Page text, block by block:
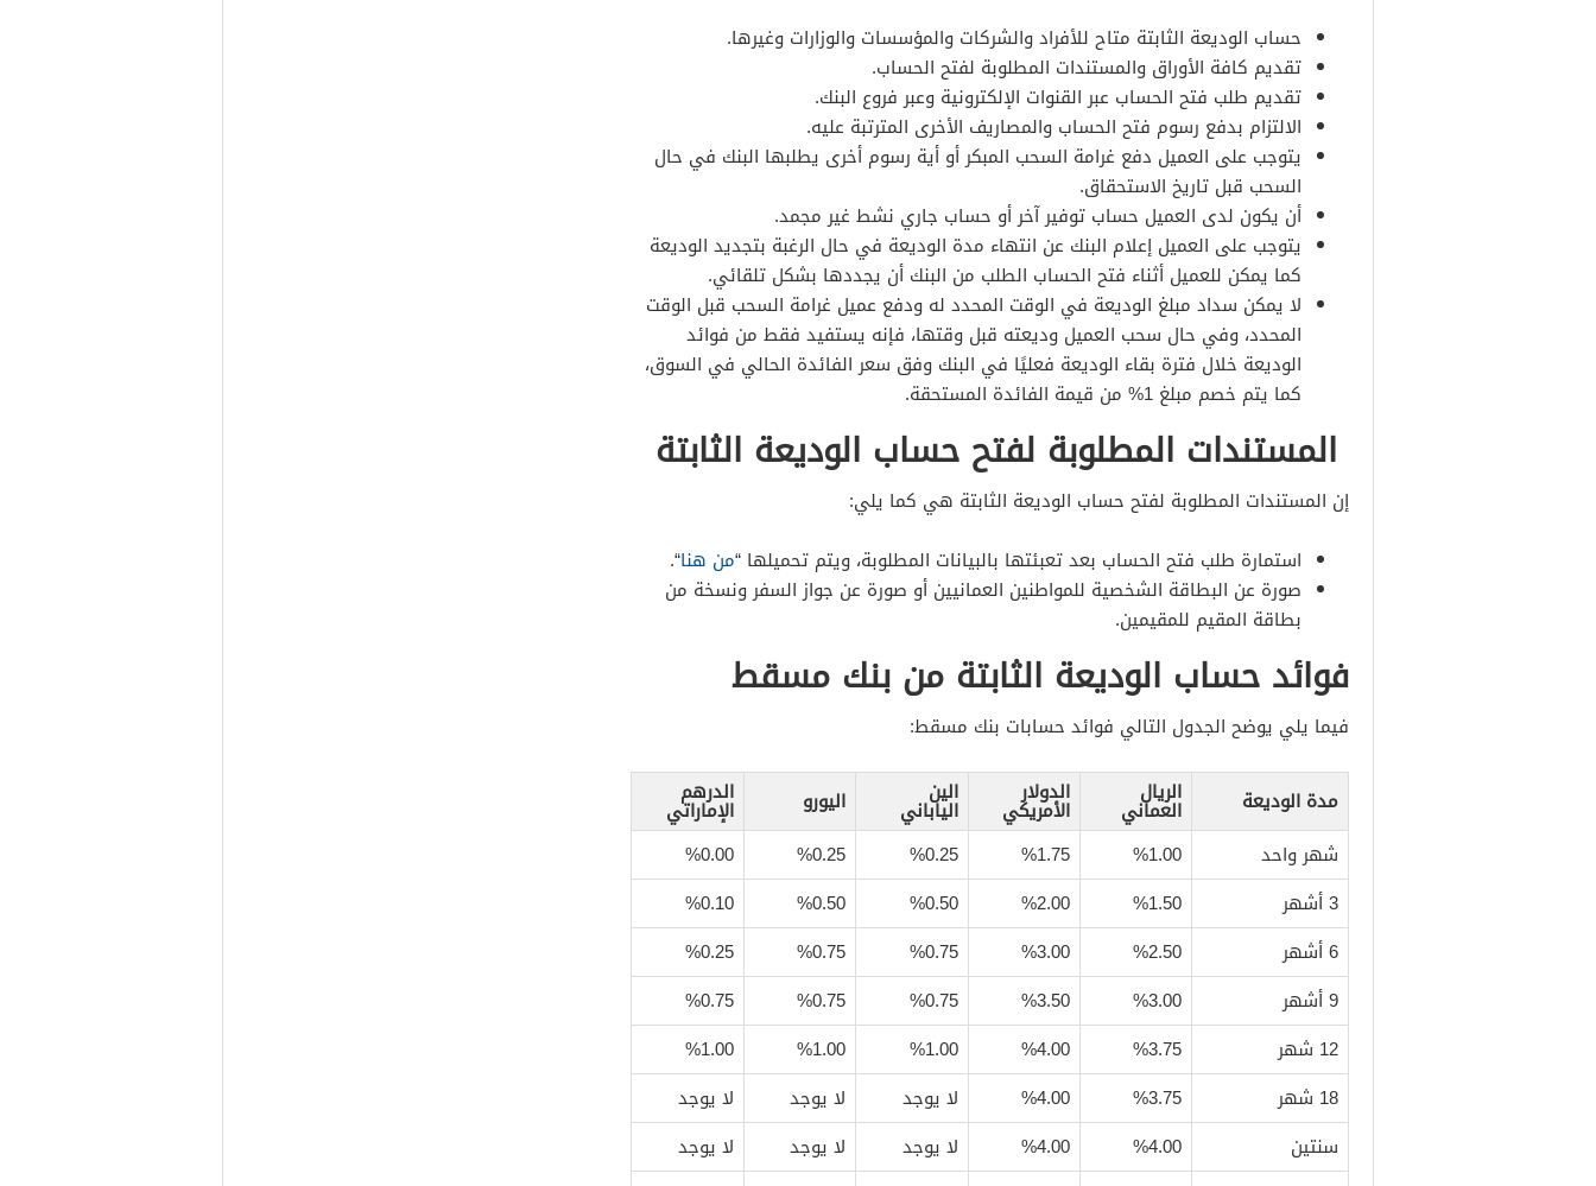
حساب الوديعة الثابتة متاح للأفراد والشركات والمؤسسات والوزارات وغيرها.
تقديم كافة الأوراق والمستندات المطلوبة لفتح الحساب.
تقديم طلب فتح الحساب عبر القنوات الإلكترونية وعبر فروع البنك.
الالتزام بدفع رسوم فتح الحساب والمصاريف الأخرى المترتبة عليه.
يتوجب على العميل دفع غرامة السحب المبكر أو أية رسوم أخرى يطلبها البنك في حال
السحب قبل تاريخ الاستحقاق.
أن يكون لدى العميل حساب توفير آخر أو حساب جاري نشط غير مجمد.
يتوجب على العميل إعلام البنك عن انتهاء مدة الوديعة في حال الرغبة بتجديد الوديعة
كما يمكن للعميل أثناء فتح الحساب الطلب من البنك أن يجددها بشكل تلقائي.
لا يمكن سداد مبلغ الوديعة في الوقت المحدد له ودفع عميل غرامة السحب قبل الوقت
المحدد، وفي حال سحب العميل وديعته قبل وقتها، فإنه يستفيد فقط من فوائد
الوديعة خلال فترة بقاء الوديعة فعليًا في البنك وفق سعر الفائدة الحالي في السوق،
كما يتم خصم مبلغ 1% من قيمة الفائدة المستحقة.
المستندات المطلوبة لفتح حساب الوديعة الثابتة
إن المستندات المطلوبة لفتح حساب الوديعة الثابتة هي كما يلي:
استمارة طلب فتح الحساب بعد تعبئتها بالبيانات المطلوبة، ويتم تحميلها “من هنا“.
صورة عن البطاقة الشخصية للمواطنين العمانيين أو صورة عن جواز السفر ونسخة من
بطاقة المقيم للمقيمين.
فوائد حساب الوديعة الثابتة من بنك مسقط
فيما يلي يوضح الجدول التالي فوائد حسابات بنك مسقط:
مدة الوديعة الريال
العماني
الدولار
الأمريكي
الين
الياباني اليورو الدرهم
الإماراتي
شهر واحد
%1.00
%1.75
%0.25
%0.25
%0.00
3 أشهر
%1.50
%2.00
%0.50
%0.50
%0.10
6 أشهر
%2.50
%3.00
%0.75
%0.75
%0.25
9 أشهر
%3.00
%3.50
%0.75
%0.75
%0.75
12 شهر
%3.75
%4.00
%1.00
%1.00
%1.00
18 شهر
%3.75
%4.00 لا يوجد لا يوجد
لا يوجد
سنتين
%4.00
%4.00 لا يوجد لا يوجد
لا يوجد